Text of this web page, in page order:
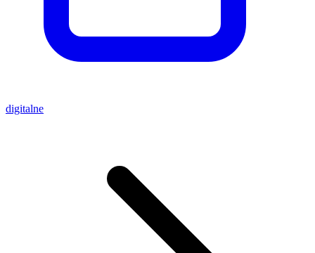
digitalne